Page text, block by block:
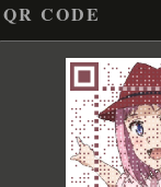
QR CODE